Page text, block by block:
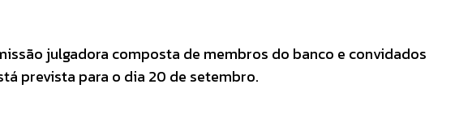
julgadora composta de membros do banco e convidados
prevista para o dia 20 de setembro.